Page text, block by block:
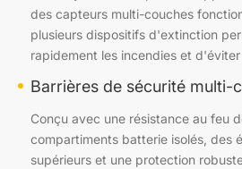
des capteurs multi-couches
plusieurs dispositifs d'extinction
rapidement les incendies et
Barrières de sécurité multi-
Conçu avec une résistance au feu
compartiments batterie isolés, des
supérieurs et une protection